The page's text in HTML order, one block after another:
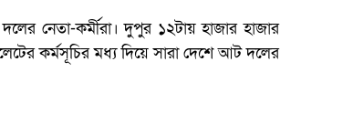
নেতা-কর্মীরা। দুপুর ১২টায় হাজার হাজার
কর্মসূচির মধ্য দিয়ে সারা দেশে আট দলের